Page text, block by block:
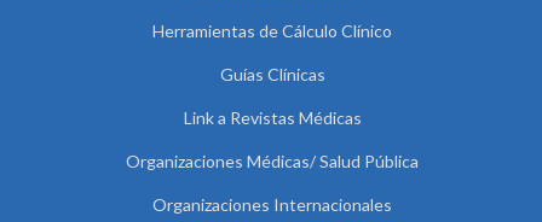
Herramientas de Cálculo Clínico
Guías Clínicas
Link a Revistas Médicas
Organizaciones Médicas/ Salud Pública
Organizaciones Internacionales